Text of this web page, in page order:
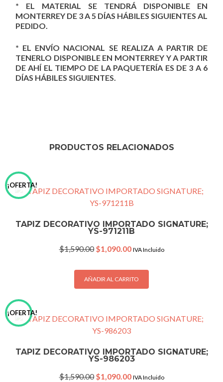
* EL MATERIAL SE TENDRÁ DISPONIBLE EN
MONTERREY DE 3 A 5 DÍAS HÁBILES SIGUIENTES AL
PEDIDO.
* EL ENVÍO NACIONAL SE REALIZA A PARTIR DE
TENERLO DISPONIBLE EN MONTERREY Y A PARTIR
DE AHÍ EL TIEMPO DE LA PAQUETERÍA ES DE 3 A 6
DÍAS HÁBILES SIGUIENTES.
PRODUCTOS RELACIONADOS
¡OFERTA!
TAPIZ DECORATIVO IMPORTADO SIGNATURE;
YS-971211B
$1,590.00 Original
was:
$1,590.00.
$1,090.00Current
is:
$1,090.00.
IVA Incluido
AÑADIR AL CARRITO
¡OFERTA!
TAPIZ DECORATIVO IMPORTADO SIGNATURE;
YS-986203
$1,590.00 Original
$1,090.00Current
IVA Incluido